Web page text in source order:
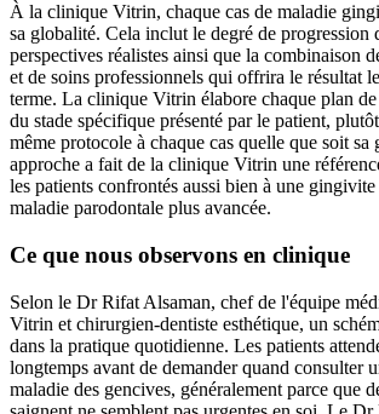
À la clinique Vitrin, chaque cas de maladie
sa globalité. Cela inclut le degré de progression
perspectives réalistes ainsi que la combinaison
et de soins professionnels qui offrira le résultat
terme. La clinique Vitrin élabore chaque plan
du stade spécifique présenté par le patient,
même protocole à chaque cas quelle que soit sa
approche a fait de la clinique Vitrin une
les patients confrontés aussi bien à une
maladie parodontale plus avancée.
Ce que nous observons en clinique
Selon le Dr Rifat Alsaman, chef de l'équipe
Vitrin et chirurgien-dentiste esthétique, un
dans la pratique quotidienne. Les patients
longtemps avant de demander quand consulter
maladie des gencives, généralement parce que